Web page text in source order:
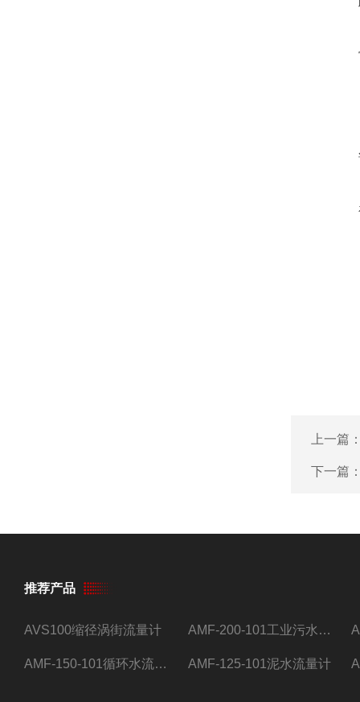
上一篇
下一篇
推荐产品
AVS100缩径涡街流量计 AMF-200-101工业污水流量计
AMF-150-101循环水流量计,电磁流量计 AMF-125-101泥水流量计